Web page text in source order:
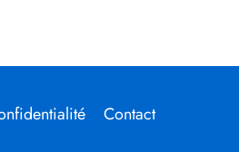
Contact